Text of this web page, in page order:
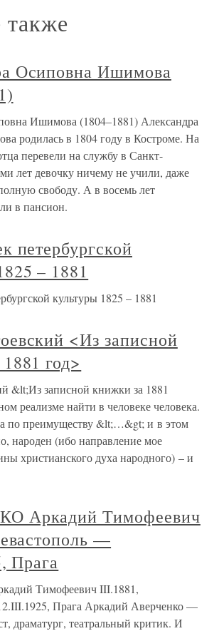
также
Осиповна Ишимова
Ишимова (1804–1881) Александра
родилась в 1804 году в Костроме. На
перевели на службу в Санкт-
лет девочку ничему не учили, даже
свободу. А в восемь лет
в пансион.
петербургской
– 1881
культуры 1825 – 1881
<Из записной
год>
&lt;Из записной книжки за 1881
реализме найти в человеке человека.
по преимуществу &lt;…&gt; и в этом
народен (ибо направление мое
христианского духа народного) – и
Аркадий Тимофеевич
—
Прага
Тимофеевич III.1881,
Прага Аркадий Аверченко —
драматург, театральный критик. И